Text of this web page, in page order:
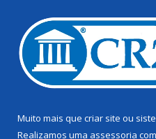
Muito mais que criar site ou
Realizamos uma assessoria